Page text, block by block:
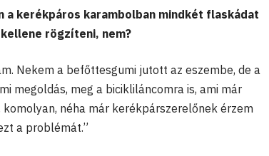
a kerékpáros karambolban mindkét flaskádat
rögzíteni, nem?
Nekem a befőttesgumi jutott az eszembe, de a
megoldás, meg a bicikliláncomra is, ami már
néha már kerékpárszerelőnek érzem
a problémát.”